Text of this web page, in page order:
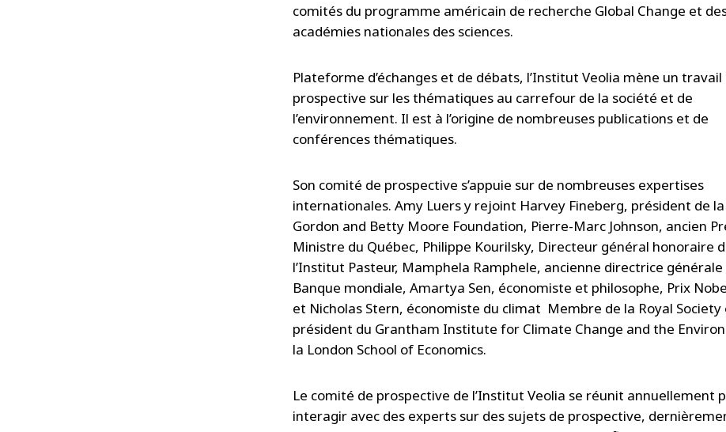
comités du programme américain de recherche Global Change et
académies nationales des sciences.
Plateforme d’échanges et de débats, l’Institut Veolia mène un travail
prospective sur les thématiques au carrefour de la société et de
l’environnement. Il est à l’origine de nombreuses publications et de
conférences thématiques.
Son comité de prospective s’appuie sur de nombreuses expertises
internationales. Amy Luers y rejoint Harvey Fineberg, président de la
Gordon and Betty Moore Foundation, Pierre-Marc Johnson, ancien
Ministre du Québec, Philippe Kourilsky, Directeur général honoraire
l’Institut Pasteur, Mamphela Ramphele, ancienne directrice générale
Banque mondiale, Amartya Sen, économiste et philosophe, Prix
et Nicholas Stern, économiste du climat Membre de la Royal Society
président du Grantham Institute for Climate Change and the
la London School of Economics.
Le comité de prospective de l’Institut Veolia se réunit annuellement
interagir avec des experts sur des sujets de prospective,